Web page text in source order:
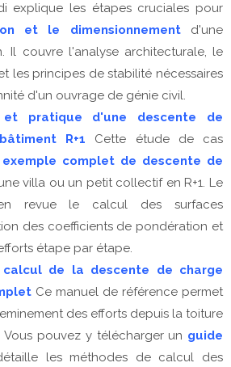
explique les étapes cruciales pour
et le dimensionnementd'une
Il couvre l'analyse architecturale, le
les principes de stabilité nécessaires
d'un ouvrage de génie civil.
et pratique d'une descente de
R+1 Cette étude de cas
exemple complet de descente de
villa ou un petit collectif en R+1. Le
revue le calcul des surfaces
des coefficients de pondération et
étape par étape.
de la descente de charge
Ce manuel de référence permet
des efforts depuis la toiture
Vous pouvez y télécharger un guide
les méthodes de calcul des